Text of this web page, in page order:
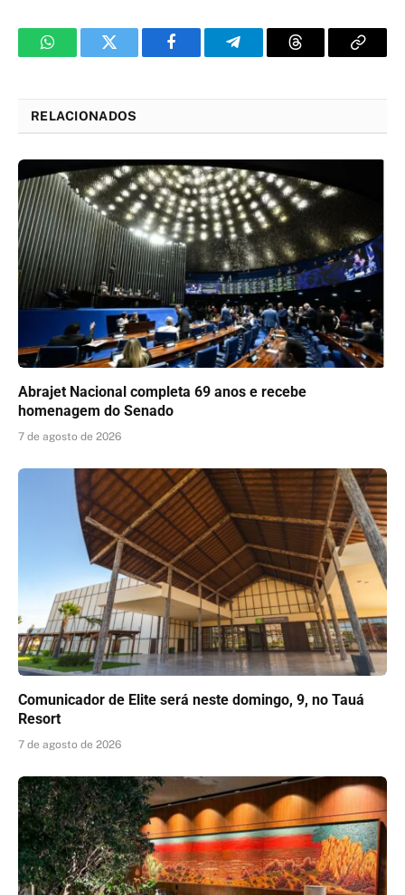
WhatsAppTwitter FacebookTelegramThreads Copy
RELACIONADOS
Abrajet Nacional completa 69 anos e recebe
homenagem do Senado
7 de agosto de 2026
Comunicador de Elite será neste domingo, 9, no Tauá
Resort
7 de agosto de 2026